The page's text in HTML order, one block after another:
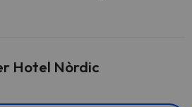
Hotel Nòrdic